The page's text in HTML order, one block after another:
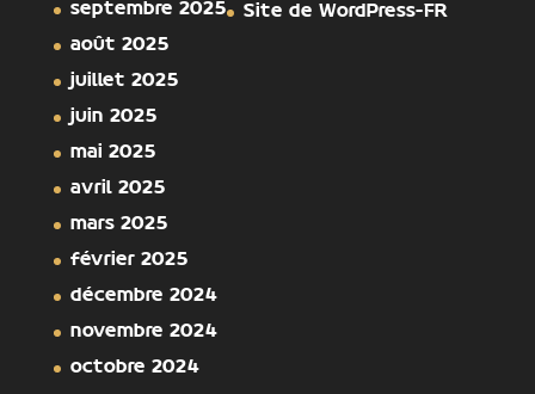
septembre 2025
août 2025
juillet 2025
juin 2025
mai 2025
avril 2025
mars 2025
février 2025
décembre 2024
novembre 2024
octobre 2024
Site de WordPress-FR